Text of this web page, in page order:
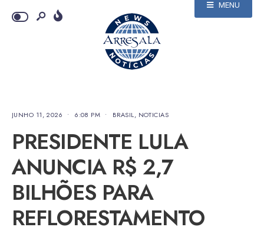
MENU
JUNHO 11, 2026 • 6:08 PM • BRASIL, NOTICIAS
PRESIDENTE LULA
ANUNCIA R$ 2,7
BILHÕES PARA
REFLORESTAMENTO